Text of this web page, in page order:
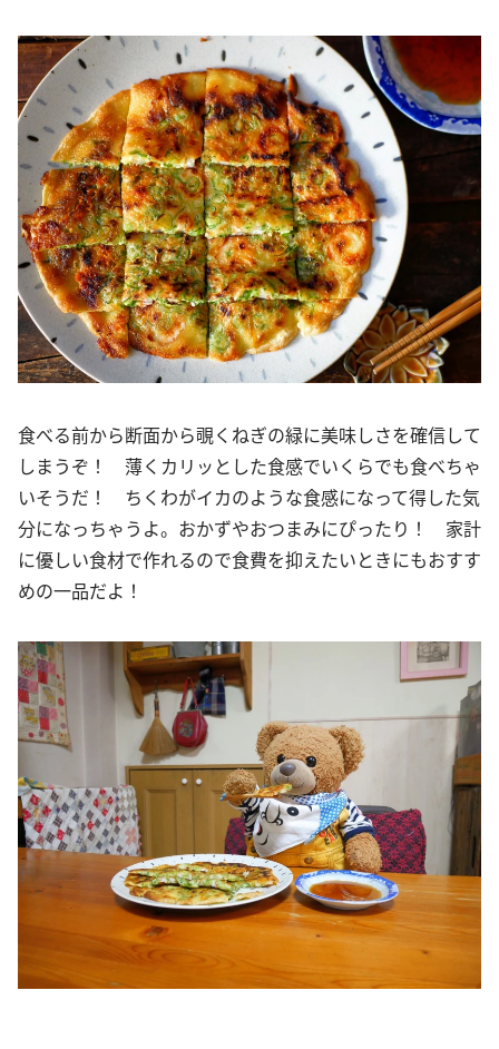
食べる前から断面から覗くねぎの緑に美味しさを確信して
しまうぞ！ 薄くカリッとした食感でいくらでも食べちゃ
いそうだ！ ちくわがイカのような食感になって得した気
分になっちゃうよ。おかずやおつまみにぴったり！ 家計
に優しい食材で作れるので食費を抑えたいときにもおすす
めの一品だよ！